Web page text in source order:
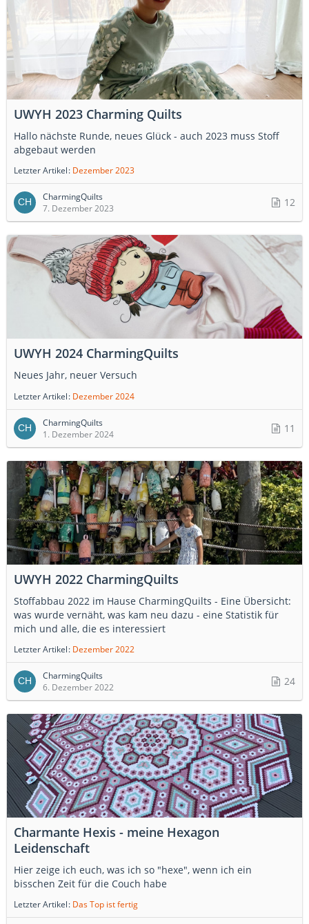
UWYH 2023 Charming Quilts
Hallo nächste Runde, neues Glück - auch 2023 muss Stoff
abgebaut werden
Letzter Artikel Dezember 2023
CharmingQuilts
7. Dezember 2023
12
UWYH 2024 CharmingQuilts
Neues Jahr, neuer Versuch
Letzter Artikel Dezember 2024
CharmingQuilts
1. Dezember 2024
11
UWYH 2022 CharmingQuilts
Stoffabbau 2022 im Hause CharmingQuilts - Eine Übersicht:
was wurde vernäht, was kam neu dazu - eine Statistik für
mich und alle, die es interessiert
Letzter Artikel Dezember 2022
CharmingQuilts
6. Dezember 2022
24
Charmante Hexis - meine Hexagon
Leidenschaft
Hier zeige ich euch, was ich so "hexe", wenn ich ein
bisschen Zeit für die Couch habe
Letzter Artikel Das Top ist fertig